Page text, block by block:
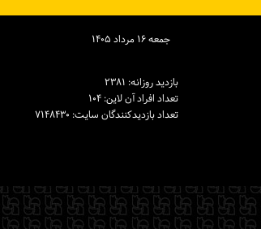
جمعه ۱۶ مرداد ۱۴۰۵
بازدید روزانه: ۲۳۸۱
تعداد افراد آن لاین: ۱۰۴
تعداد بازدیدكنندگان سایت: ۷۱۴۸۴۳۰